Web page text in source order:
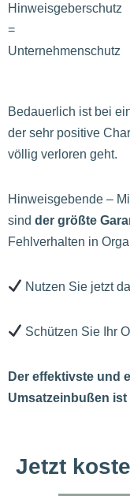
Hinweisgeberschutz
=
Unternehmenschutz
Bedauerlich ist bei
der sehr positive
völlig verloren geht.
Hinweisgebende –
sind der größte
Fehlverhalten in
Nutzen Sie jetzt
Schützen Sie Ihr
Der effektivste und
Umsatzeinbußen
Jetzt